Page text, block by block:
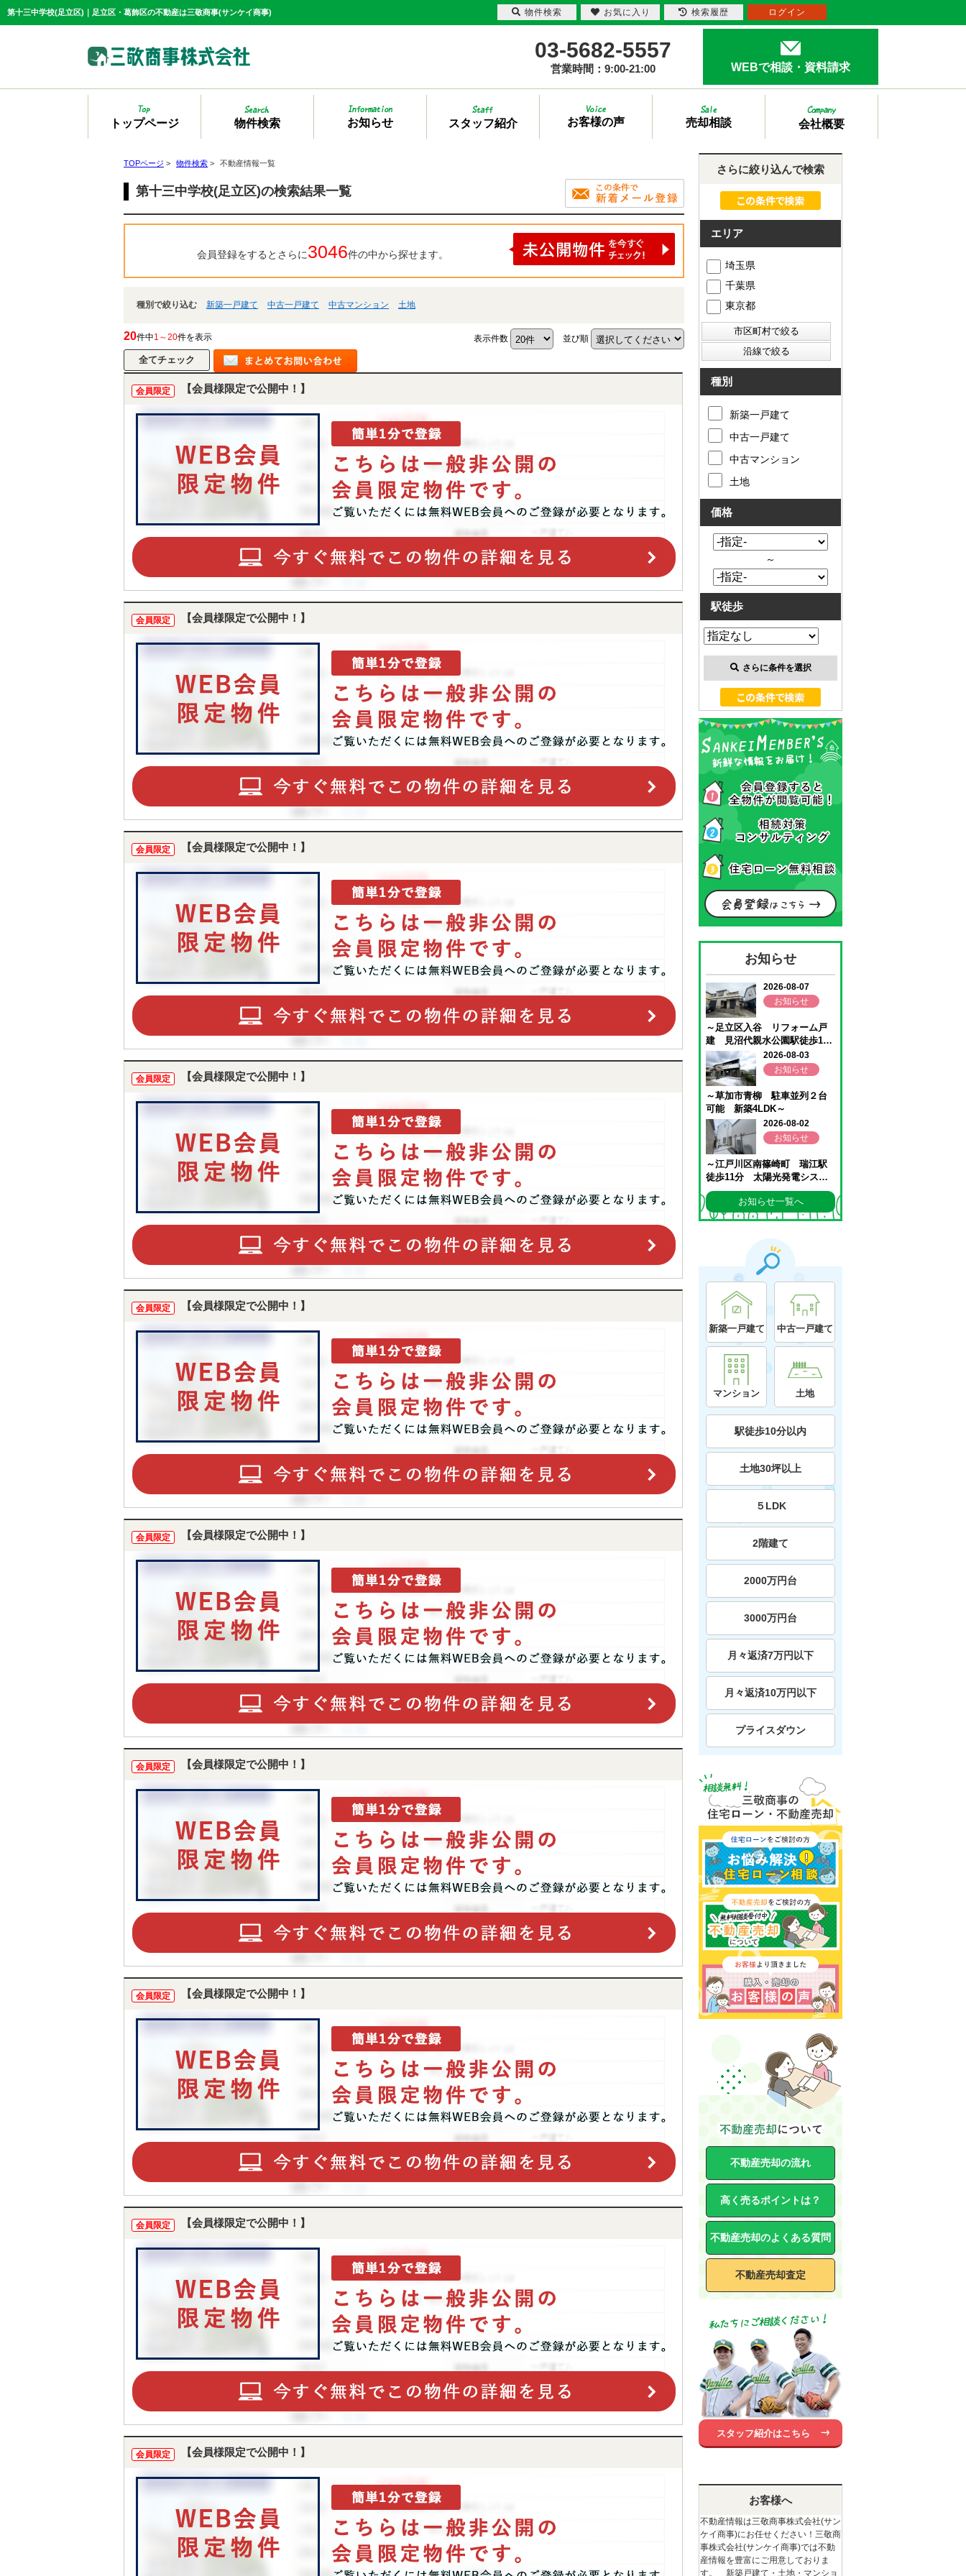
第十三中学校(足立区)｜足立区・葛飾区の不動産は三敬商事(サンケイ商事)
03-5682-5557
営業時間：9:00-21:00 WEBで相談・資料請求
トップページ 物件検索 お知らせ スタッフ紹介 お客様の声 売却相談 会社概要
TOPページ > 物件検索 > 不動産情報一覧
第十三中学校(足立区)の検索結果一覧
会員登録をするとさらに3046件の中から探せます。
種別で絞り込む 新築一戸建て 中古一戸建て 中古マンション 土地
20件中1～20件を表示 表示件数 並び順
会員限定 【会員様限定で公開中！】
会員限定 【会員様限定で公開中！】
会員限定 【会員様限定で公開中！】
会員限定 【会員様限定で公開中！】
会員限定 【会員様限定で公開中！】
会員限定 【会員様限定で公開中！】
会員限定 【会員様限定で公開中！】
会員限定 【会員様限定で公開中！】
会員限定 【会員様限定で公開中！】
会員限定 【会員様限定で公開中！】
さらに絞り込んで検索
エリア
埼玉県
千葉県
東京都
種別
新築一戸建て
中古一戸建て
中古マンション
土地
価格
～
駅徒歩
さらに条件を選択
お知らせ
お知らせ一覧へ
新築一戸建て 中古一戸建て
マンション 土地
駅徒歩10分以内
土地30坪以上
５LDK
2階建て
2000万円台
3000万円台
月々返済7万円以下
月々返済10万円以下
プライスダウン
不動産売却の流れ
高く売るポイントは？
不動産売却のよくある質問
不動産売却査定
スタッフ紹介はこちら
お客様へ
不動産情報は三敬商事株式会社(サン
ケイ商事)にお任せください！三敬商
事株式会社(サンケイ商事)では不動
産情報を豊富にご用意しておりま
す。 新築戸建て・土地・マンショ
物件検索 お気に入り 検索履歴 ログイン